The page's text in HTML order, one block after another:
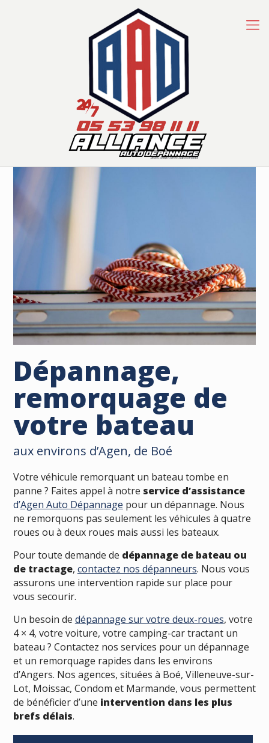
Dépannage,
remorquage de
votre bateau
aux environs d’Agen, de Boé
Votre véhicule remorquant un bateau tombe en
panne ? Faites appel à notre service d’assistance
d’Agen Auto Dépannage pour un dépannage. Nous
ne remorquons pas seulement les véhicules à quatre
roues ou à deux roues mais aussi les bateaux.
Pour toute demande de dépannage de bateau ou
de tractage, contactez nos dépanneurs. Nous vous
assurons une intervention rapide sur place pour
vous secourir.
Un besoin de dépannage sur votre deux-roues, votre
4 × 4, votre voiture, votre camping-car tractant un
bateau ? Contactez nos services pour un dépannage
et un remorquage rapides dans les environs
d’Angers. Nos agences, situées à Boé, Villeneuve-sur-
Lot, Moissac, Condom et Marmande, vous permettent
de bénéficier d’une intervention dans les plus
brefs délais.